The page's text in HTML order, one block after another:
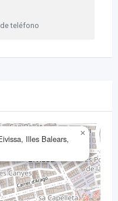
teléfono
Illes Balears,
×